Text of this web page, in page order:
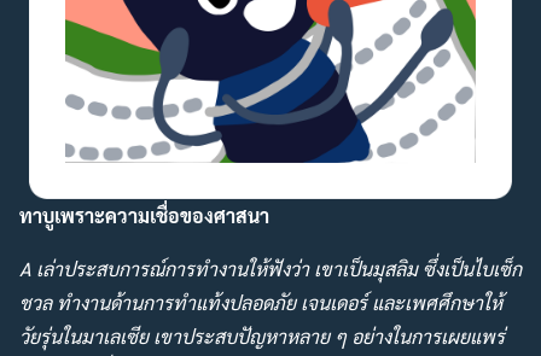
for:
Search
ทาบูเพราะความเชื่อของศาสนา
A เล่าประสบการณ์การทำงานให้ฟังว่า เขาเป็นมุสลิม ซึ่งเป็นไบเซ็ก
ชวล ทำงานด้านการทำแท้งปลอดภัย เจนเดอร์ และเพศศึกษาให้
วัยรุ่นในมาเลเซีย เขาประสบปัญหาหลาย ๆ อย่างในการเผยแพร่